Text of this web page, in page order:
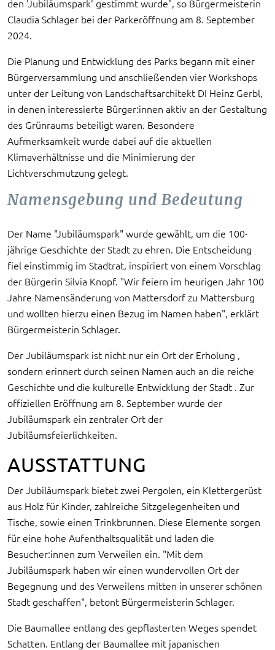
den 'Jubiläumspark' gestimmt wurde", so Bürgermeisterin
Claudia Schlager bei der Parkeröffnung am 8. September
2024.
Die Planung und Entwicklung des Parks begann mit einer
Bürgerversammlung und anschließenden vier Workshops
unter der Leitung von Landschaftsarchitekt DI Heinz Gerbl,
in denen interessierte Bürger:innen aktiv an der Gestaltung
des Grünraums beteiligt waren. Besondere
Aufmerksamkeit wurde dabei auf die aktuellen
Klimaverhältnisse und die Minimierung der
Lichtverschmutzung gelegt.
Namensgebung und Bedeutung
Der Name "Jubiläumspark" wurde gewählt, um die 100-
jährige Geschichte der Stadt zu ehren. Die Entscheidung
fiel einstimmig im Stadtrat, inspiriert von einem Vorschlag
der Bürgerin Silvia Knopf. "Wir feiern im heurigen Jahr 100
Jahre Namensänderung von Mattersdorf zu Mattersburg
und wollten hierzu einen Bezug im Namen haben", erklärt
Bürgermeisterin Schlager.
Der Jubiläumspark ist nicht nur ein Ort der Erholung ,
sondern erinnert durch seinen Namen auch an die reiche
Geschichte und die kulturelle Entwicklung der Stadt . Zur
offiziellen Eröffnung am 8. September wurde der
Jubiläumspark ein zentraler Ort der
Jubiläumsfeierlichkeiten.
AUSSTATTUNG
Der Jubiläumspark bietet zwei Pergolen, ein Klettergerüst
aus Holz für Kinder, zahlreiche Sitzgelegenheiten und
Tische, sowie einen Trinkbrunnen. Diese Elemente sorgen
für eine hohe Aufenthaltsqualität und laden die
Besucher:innen zum Verweilen ein. "Mit dem
Jubiläumspark haben wir einen wundervollen Ort der
Begegnung und des Verweilens mitten in unserer schönen
Stadt geschaffen", betont Bürgermeisterin Schlager.
Die Baumallee entlang des gepflasterten Weges spendet
Schatten. Entlang der Baumallee mit japanischen